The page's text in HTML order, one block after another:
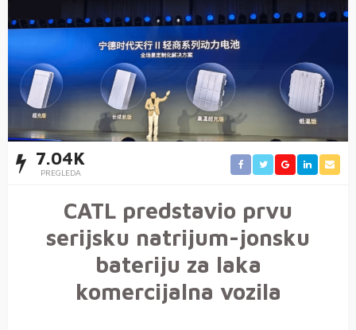
7.04K
PREGLEDA
CATL predstavio prvu
serijsku natrijum-jonsku
bateriju za laka
komercijalna vozila